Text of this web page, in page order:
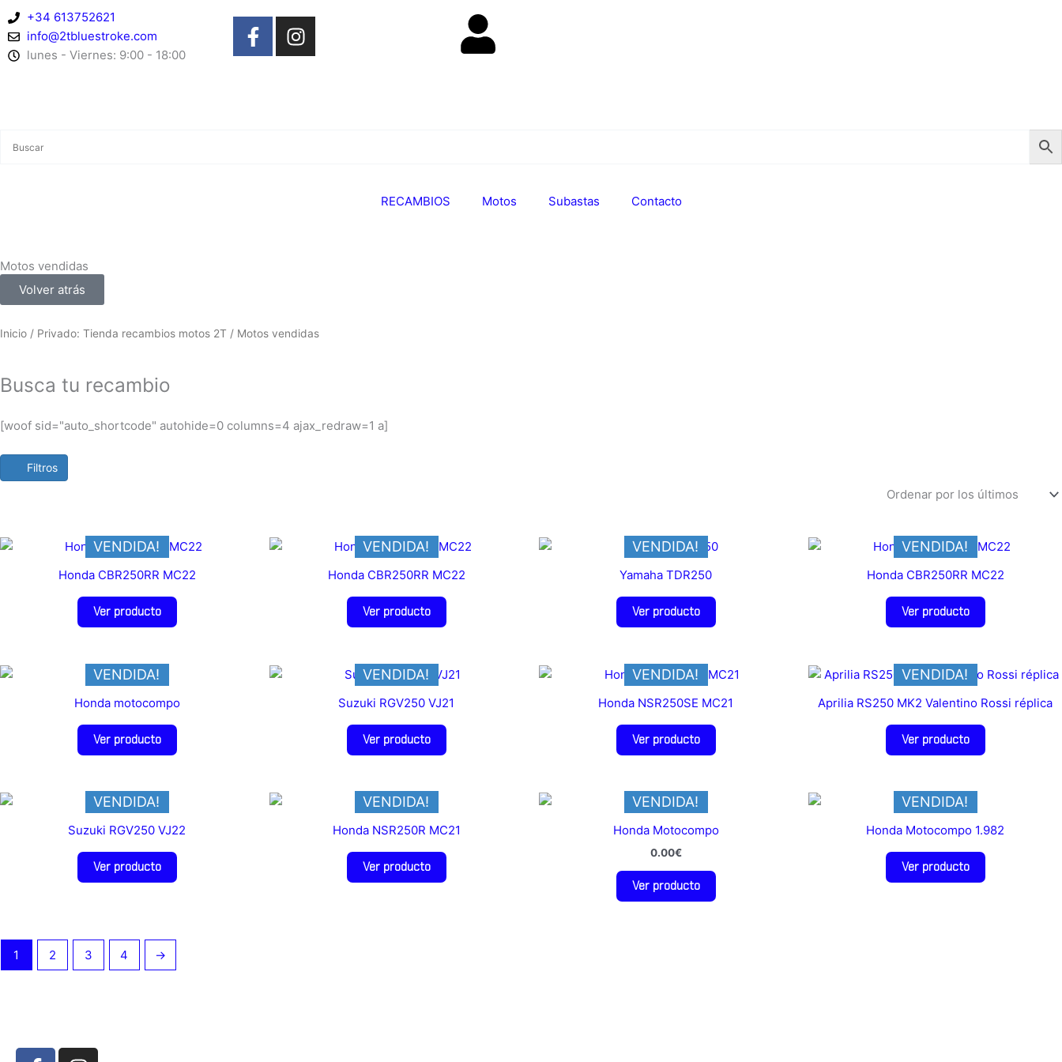
al
contenido
+34 613752621
info@2tbluestroke.com
lunes - Viernes: 9:00 - 18:00
F
a
I
n
RECAMBIOS Motos Subastas Contacto
Motos vendidas
Volver atrás
Inicio / Privado: Tienda recambios motos 2T / Motos vendidas
Busca tu recambio
[woof sid="auto_shortcode" autohide=0 columns=4 ajax_redraw=1 a]
Filtros
VENDIDA!
Honda CBR250RR MC22
Ver producto
VENDIDA!
Honda CBR250RR MC22
Ver producto
VENDIDA!
Yamaha TDR250
Ver producto
VENDIDA!
Honda CBR250RR MC22
Ver producto
VENDIDA!
Honda motocompo
Ver producto
VENDIDA!
Suzuki RGV250 VJ21
Ver producto
VENDIDA!
Honda NSR250SE MC21
Ver producto
VENDIDA!
Aprilia RS250 MK2 Valentino Rossi réplica
Ver producto
VENDIDA!
Suzuki RGV250 VJ22
Ver producto
VENDIDA!
Honda NSR250R MC21
Ver producto
VENDIDA!
Honda Motocompo
0.00€
Ver producto
VENDIDA!
Honda Motocompo 1.982
Ver producto
1 2 3 4 →
F I